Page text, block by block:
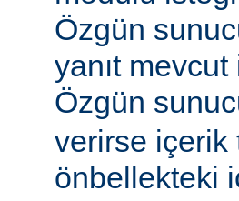
Özgün
yanıt
Özgün
verirse içerik
önbellekteki